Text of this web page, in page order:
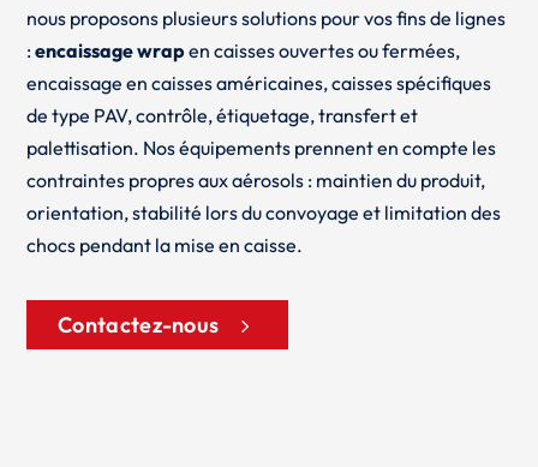
nous proposons plusieurs solutions pour vos fins de lignes
:encaissage wrap en caisses ouvertes ou fermées,
encaissage en caisses américaines, caisses spécifiques
de type PAV, contrôle, étiquetage, transfert et
palettisation. Nos équipements prennent en compte les
contraintes propres aux aérosols : maintien du produit,
orientation, stabilité lors du convoyage et limitation des
chocs pendant la mise en caisse.
Contactez-nous